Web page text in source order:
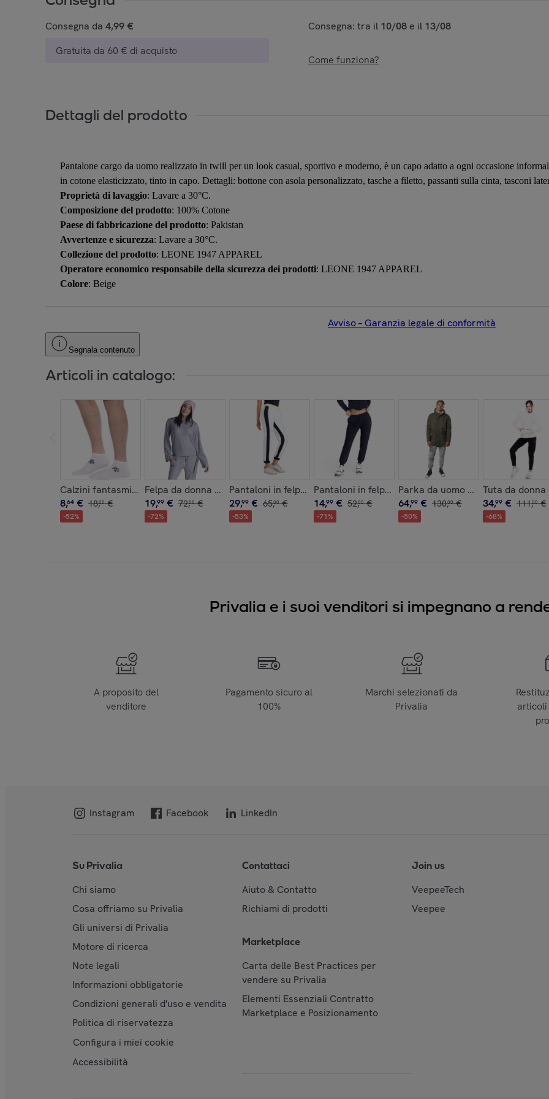
Consegna da 4,99 €
Gratuita da 60 € di acquisto
Consegna: tra il 10/08 e il 13/08
Come funziona?
Dettagli del prodotto
Pantalone cargo da uomo realizzato in twill per un look casual, sportivo e moderno, è un capo adatto a ogni occasione
in cotone elasticizzato, tinto in capo. Dettagli: bottone con asola personalizzato, tasche a filetto, passanti sulla cinta, tasconi
Proprietà di lavaggio: Lavare a 30°C.
Composizione del prodotto: 100% Cotone
Paese di fabbricazione del prodotto: Pakistan
Avvertenze e sicurezza: Lavare a 30°C.
Collezione del prodotto: LEONE 1947 APPAREL
Operatore economico responsabile della sicurezza dei prodotti: LEONE 1947 APPAREL
Colore: Beige
Avviso – Garanzia legale di conformità
Segnala contenuto
Articoli in catalogo:
Calzini fantasmino tri-pack Leone 1947 Apparel
8,64 € 18,00 €
-52%
Felpa da donna girocollo laccetti Sequins
19,99 € 72,00 €
-72%
Pantaloni in felpa da donna Neon
29,99 € 65,00 €
-53%
Pantaloni in felpa da donna con polsini Basic
14,99 € 52,00 €
-71%
Parka da uomo Leone 1947
64,99 € 130,00 €
-50%
Tuta da
34,99 € 111,00 €
-68%
Privalia e i suoi venditori si impegnano a
A proposito del
venditore
Pagamento sicuro al
100%
Marchi selezionati da
Privalia
articoli
Instagram Facebook LinkedIn
Su Privalia
Chi siamo
Cosa offriamo su Privalia
Gli universi di Privalia
Motore di ricerca
Note legali
Informazioni obbligatorie
Condizioni generali d'uso e vendita
Politica di riservatezza
Configura i miei cookie
Accessibilità
Contattaci
Aiuto & Contatto
Richiami di prodotti
Marketplace
Carta delle Best Practices per
vendere su Privalia
Elementi Essenziali Contratto
Marketplace e Posizionamento
Join us
VeepeeTech
Veepee